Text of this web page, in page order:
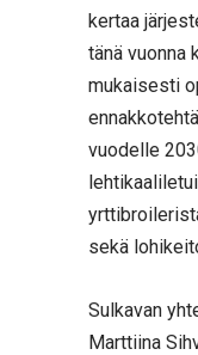
kertaa
tänä vuonna
mukaisesti
vuodelle
sekä
Sulkavan
Marttiina